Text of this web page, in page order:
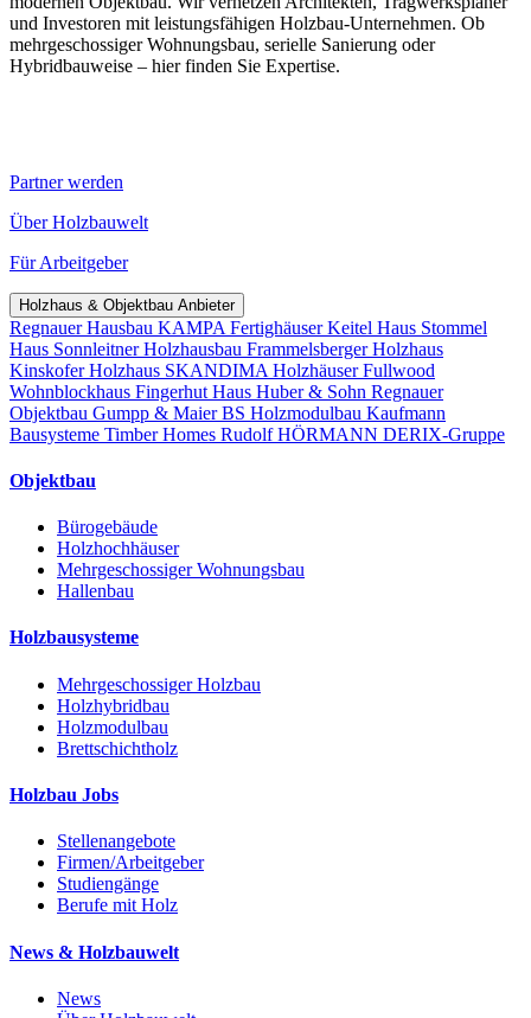
und Investoren mit leistungsfähigen Holzbau-Unternehmen. Ob
mehrgeschossiger Wohnungsbau, serielle Sanierung oder
Hybridbauweise – hier finden Sie Expertise.
Partner werden
Über Holzbauwelt
Für Arbeitgeber
Holzhaus & Objektbau Anbieter
Regnauer Hausbau KAMPA FertighäuserKeitel Haus Stommel
Haus Sonnleitner Holzhausbau Frammelsberger Holzhaus
Kinskofer Holzhaus SKANDIMA HolzhäuserFullwood
Wohnblockhaus Fingerhut Haus Huber & Sohn Regnauer
Objektbau Gumpp & MaierBS Holzmodulbau Kaufmann
Bausysteme Timber Homes Rudolf HÖRMANN DERIX-Gruppe
Objektbau
Bürogebäude
Holzhochhäuser
Mehrgeschossiger Wohnungsbau
Hallenbau
Holzbausysteme
Mehrgeschossiger Holzbau
Holzhybridbau
Holzmodulbau
Brettschichtholz
Holzbau Jobs
Stellenangebote
Firmen/Arbeitgeber
Studiengänge
Berufe mit Holz
News & Holzbauwelt
News